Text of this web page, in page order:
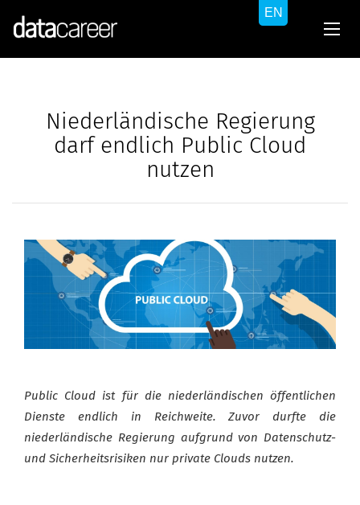
Niederländische Regierung
darf endlich Public Cloud
nutzen
Public Cloud ist für die niederländischen öffentlichen
Dienste endlich in Reichweite. Zuvor durfte die
niederländische Regierung aufgrund von Datenschutz-
und Sicherheitsrisiken nur private Clouds nutzen.